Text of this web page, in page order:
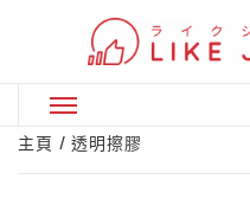
Primary
Menu
主頁 透明擦膠